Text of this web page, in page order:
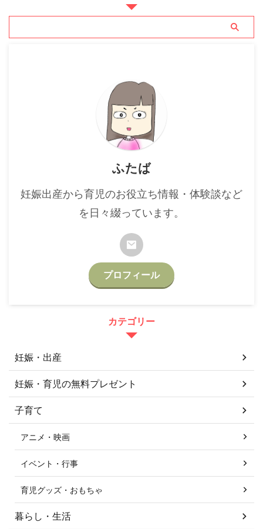
ふたば
妊娠出産から育児のお役立ち情報・体験談など
を日々綴っています。
プロフィール
カテゴリー
妊娠・出産
妊娠・育児の無料プレゼント
子育て
アニメ・映画
イベント・行事
育児グッズ・おもちゃ
暮らし・生活